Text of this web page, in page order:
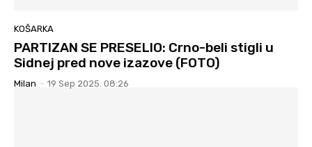
KOŠARKA
PARTIZAN SE PRESELIO: Crno-beli stigli u
Sidnej pred nove izazove (FOTO)
Milan - 19 Sep 2025. 08:26